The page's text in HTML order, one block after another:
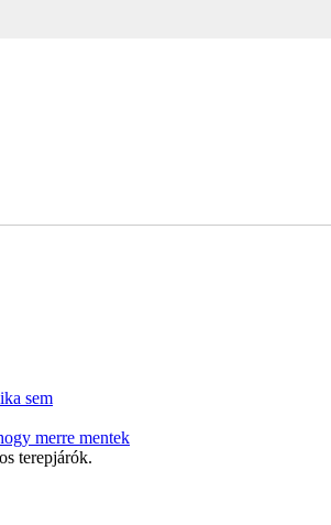
sem
merre mentek
terepjárók.